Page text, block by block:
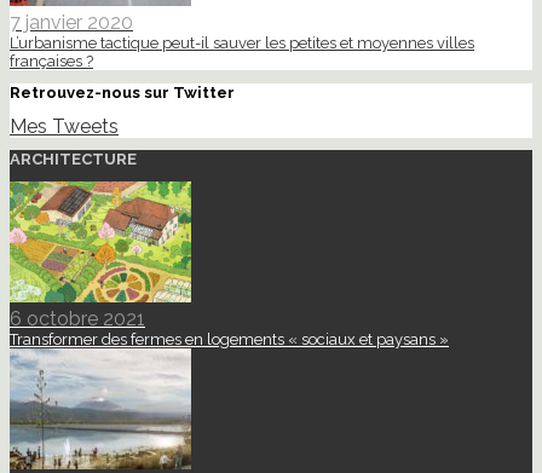
7 janvier 2020
L’urbanisme tactique peut-il sauver les petites et moyennes villes
françaises ?
Retrouvez-nous sur Twitter
Mes Tweets
ARCHITECTURE
6 octobre 2021
Transformer des fermes en logements « sociaux et paysans »